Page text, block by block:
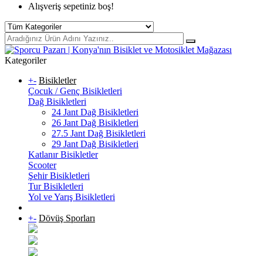
Alışveriş sepetiniz boş!
Kategoriler
+- Bisikletler
Çocuk / Genç Bisikletleri
Dağ Bisikletleri
24 Jant Dağ Bisikletleri
26 Jant Dağ Bisikletleri
27.5 Jant Dağ Bisikletleri
29 Jant Dağ Bisikletleri
Katlanır Bisikletler
Scooter
Şehir Bisikletleri
Tur Bisikletleri
Yol ve Yarış Bisikletleri
+- Dövüş Sporları